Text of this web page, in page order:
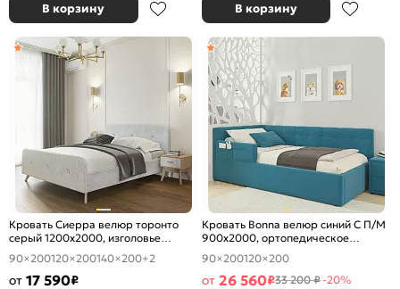
В корзину В корзину
Кровать Сиерра велюр торонто
серый 1200x2000, изголовье
мягкое
90×200120×200140×200+2
от 17 590₽
Кровать Bonna велюр синий С П/М
900x2000, ортопедическое
основание, изголовье мягкое
90×200120×200
от 26 560₽33 200 ₽-20%